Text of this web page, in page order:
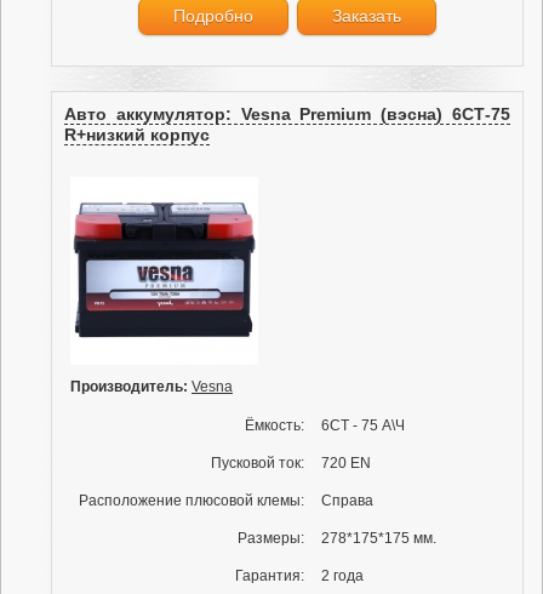
Подробно Заказать
Авто аккумулятор: Vesna Premium (вэсна) 6СТ-75
R+низкий корпус
Производитель: Vesna
Ёмкость: 6СТ - 75 А\Ч
Пусковой ток: 720 EN
Расположение плюсовой клемы: Справа
Размеры: 278*175*175 мм.
Гарантия: 2 года